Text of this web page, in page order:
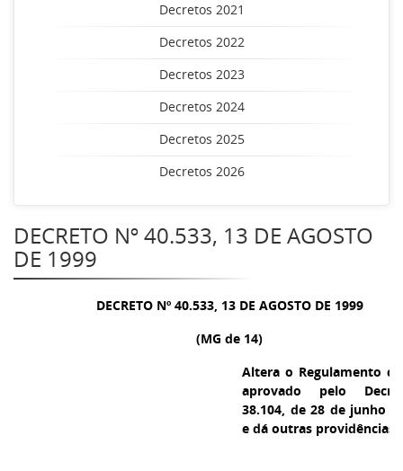
Decretos 2021
Decretos 2022
Decretos 2023
Decretos 2024
Decretos 2025
Decretos 2026
DECRETO Nº 40.533, 13 DE AGOSTO
DE 1999
DECRETO Nº 40.533, 13 DE AGOSTO DE 1999
(MG de 14)
Altera o Regulamento
aprovado pelo
38.104, de 28 de junho
e dá outras providências.